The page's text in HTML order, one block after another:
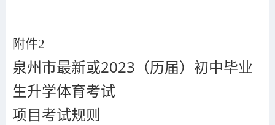
附件2
泉州市最新或2023（历届）初中毕业
生升学体育考试
项目考试规则